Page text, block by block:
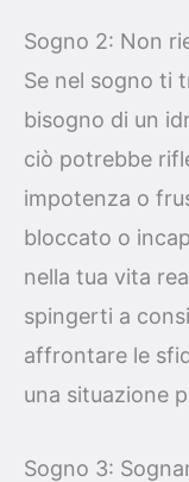
Sogno 2: Non
Se nel sogno ti
bisogno di un
ciò potrebbe
impotenza o
bloccato o
nella tua vita
spingerti a
affrontare le
una situazione
Sogno 3: